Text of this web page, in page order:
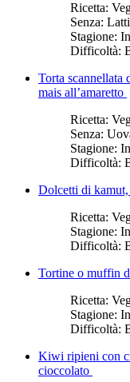
Ricetta:
Senza:
Stagione:
Difficoltà:
Torta scannellata
mais all’amaretto
Ricetta:
Senza:
Stagione:
Difficoltà:
Dolcetti di kamut,
Ricetta:
Stagione:
Difficoltà:
Tortine o muffin
Ricetta:
Stagione:
Difficoltà:
Kiwi ripieni con
cioccolato